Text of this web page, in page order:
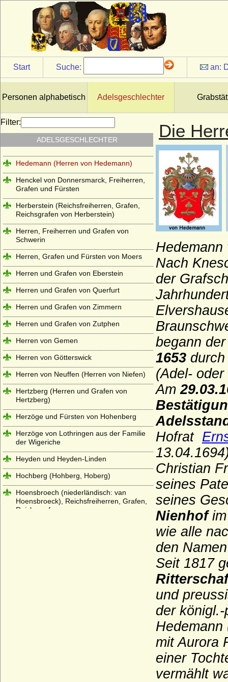
Start Suche: an:
Personen alphabetisch Adelsgeschlechter
Die
Nach
der
begann
1653
(Adel-
Am
Hofrat
Christian
seines
seines
Nienhofim
wie alle
den
Seit 1817
und
der
mit Aurora
einer
vermählt
Filter:
ADELSGESCHLECHTER
Haus Wassenberg (Familie der
Flamenses)
Haus Wessex (Angelsachsen)
Haus Wevelinghoven
Haus Windsor (ehemals Sachsen-Coburg
Haus Württemberg
Haus York
Haxthausen (Freiherren und Grafen von
Haxthausen)
Hedemann (Herren von Hedemann)
Henckel von Donnersmarck, Freiherren,
Grafen und Fürsten
Herberstein (Reichsfreiherren, Grafen,
Reichsgrafen von Herberstein)
Herren, Freiherren und Grafen von
Schwerin
Herren, Grafen und Fürsten von Moers
Herren und Grafen von Eberstein
Herren und Grafen von Querfurt
Herren und Grafen von Zimmern
Herren und Grafen von Zutphen
Herren von Gemen
Herren von Götterswick
Herren von Neuffen (Herren von Niefen)
Hertzberg (Herren und Grafen von
Hertzberg)
Herzöge und Fürsten von Hohenberg
Herzöge von Lothringen aus der Familie
der Wigeriche
Heyden und Heyden-Linden
Hochberg (Hohberg, Hoberg)
Hoensbroech (niederländisch: van
Hoensbroeck), Reichsfreiherren, Grafen,
Reichsgrafen